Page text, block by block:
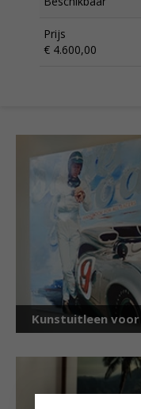
Prijs
€ 4.600,00
Kunstuitleen